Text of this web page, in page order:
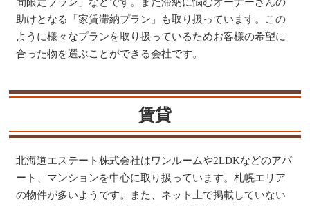
助けとなる「家賃滞納プラン」も取り扱っています。この
ように様々なプランを取り扱っているためお客様の希望に
合った物を選ぶことができる会社です。
賃貸
北海道エステート株式会社はワンルームや2LDKなどのアパ
ート、マンションを中心に取り扱っています。札幌エリア
の物件が多いようです。また、ネット上で掲載していない